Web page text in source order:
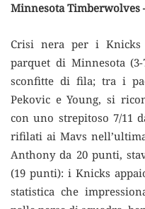
Minnesota Timberwolves
Crisi nera per i Knicks
parquet di Minnesota
sconfitte di fila; tra i
Pekovic e Young, si
con uno strepitoso 7/11
rifilati ai Mavs
Anthony da 20 punti,
(19 punti): i Knicks
statistica che